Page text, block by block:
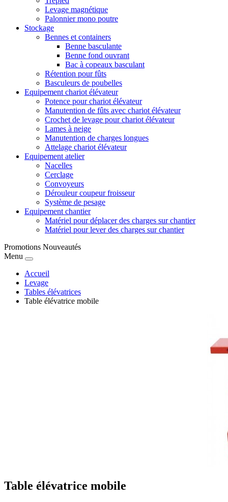
Levage magnétique
Palonnier mono poutre
Stockage
Bennes et containers
Benne basculante
Benne fond ouvrant
Bac à copeaux basculant
Rétention pour fûts
Basculeurs de poubelles
Equipement chariot élévateur
Potence pour chariot élévateur
Manutention de fûts avec chariot élévateur
Crochet de levage pour chariot élévateur
Lames à neige
Manutention de charges longues
Attelage chariot élévateur
Equipement atelier
Nacelles
Cerclage
Convoyeurs
Dérouleur coupeur froisseur
Système de pesage
Equipement chantier
Matériel pour déplacer des charges sur chantier
Matériel pour lever des charges sur chantier
Promotions Nouveautés
Menu
Accueil
Levage
Tables élévatrices
Table élévatrice mobile
Table élévatrice mobile